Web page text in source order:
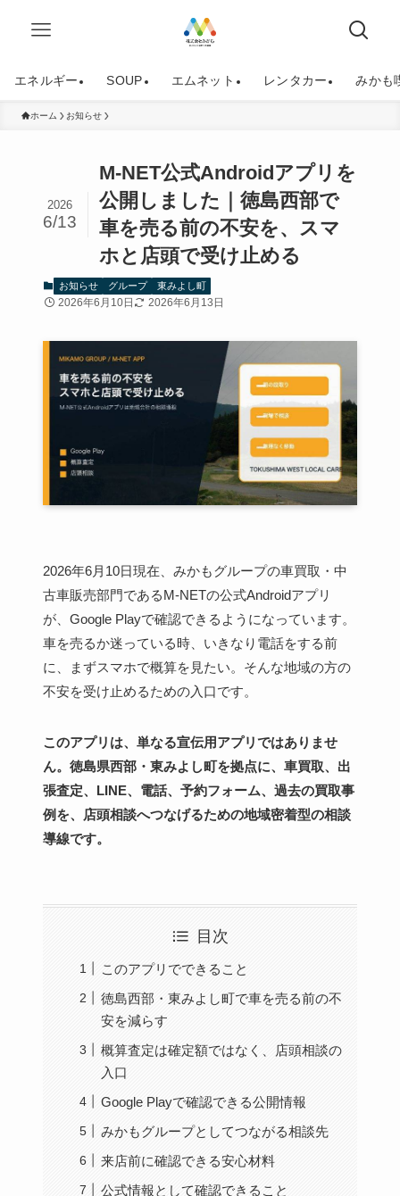
エネルギー SOUP エムネット レンタカー みかも
ホーム お知らせ
M-NET公式Androidアプリを
公開しました｜徳島西部で
車を売る前の不安を、スマ
ホと店頭で受け止める
2026
6/13
お知らせ グループ 東みよし町
2026年6月10日 2026年6月13日
2026年6月10日現在、みかもグループの車買取・中
古車販売部門であるM-NETの公式Androidアプリ
が、Google Playで確認できるようになっています。
車を売るか迷っている時、いきなり電話をする前
に、まずスマホで概算を見たい。そんな地域の方の
不安を受け止めるための入口です。
このアプリは、単なる宣伝用アプリではありませ
ん。徳島県西部・東みよし町を拠点に、車買取、出
張査定、LINE、電話、予約フォーム、過去の買取事
例を、店頭相談へつなげるための地域密着型の相談
導線です。
目次
このアプリでできること
徳島西部・東みよし町で車を売る前の不
安を減らす
概算査定は確定額ではなく、店頭相談の
入口
Google Playで確認できる公開情報
みかもグループとしてつながる相談先
来店前に確認できる安心材料
公式情報として確認できること